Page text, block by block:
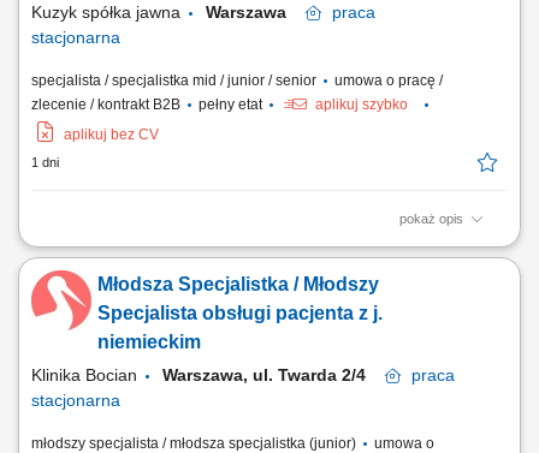
Kuzyk spółka jawna
Warszawa
praca
stacjonarna
specjalista / specjalistka mid / junior / senior
umowa o pracę /
zlecenie / kontrakt B2B
pełny etat
aplikuj szybko
aplikuj bez CV
1 dni
pokaż opis
Opis stanowiska: Nadzór nad sprawną organizacją pracy oddziału.
Wsparcie zespołu w codziennych obowiązkach oraz koordynacja
działań operacyjnych. Obsługa bieżących spraw administracyjnych.
Dbanie o prawidłową komunikację wewnątrz oddziału. Współpraca z
innymi działami firmy w...
Młodsza Specjalistka / Młodszy
Specjalista obsługi pacjenta z j.
niemieckim
Klinika Bocian Warszawa, ul. Twarda 2/4
praca
stacjonarna
młodszy specjalista / młodsza specjalistka (junior)
umowa o